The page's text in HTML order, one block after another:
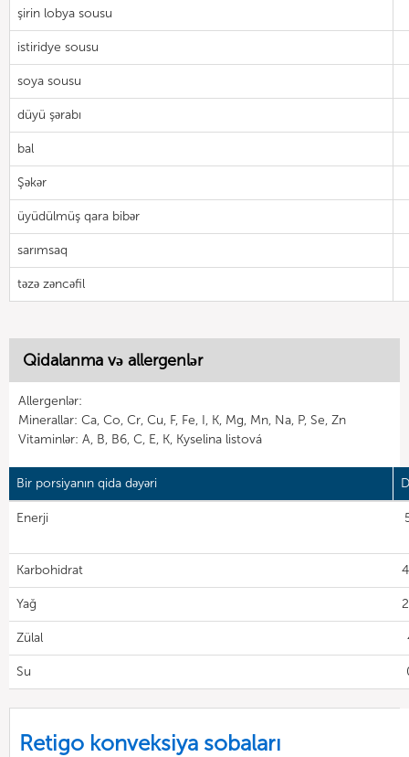
şirin lobya sousu
istiridye sousu
soya sousu
düyü şərabı
bal
Şəkər
üyüdülmüş qara bibər
sarımsaq
təzə zəncəfil
Qidalanma və allergenlər
Allergenlər:
Minerallar: Ca, Co, Cr, Cu, F, Fe, I, K, Mg, Mn, Na, P, Se, Zn
Vitaminlər: A, B, B6, C, E, K, Kyselina listová
Bir porsiyanın qida dəyəri
Enerji
Karbohidrat
Yağ
Zülal
Su
Retigo konveksiya sobaları